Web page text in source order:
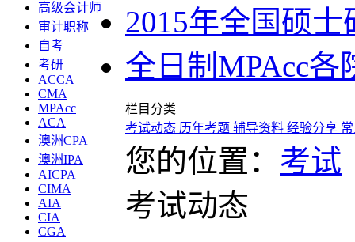
高级会计师
审计职称
自考
考研
ACCA
CMA
MPAcc
ACA
澳洲CPA
澳洲IPA
AICPA
CIMA
AIA
CIA
CGA
2015年全国硕
全日制MPAcc
栏目 分类
考试动态 历年考题 辅导资料 经验分享
您的位置： 考试
考试动态